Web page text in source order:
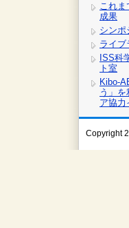
これま
成果
シンポ
ライブ
ISS科
ト室
Kibo-
う」を
ア協力
Copyright